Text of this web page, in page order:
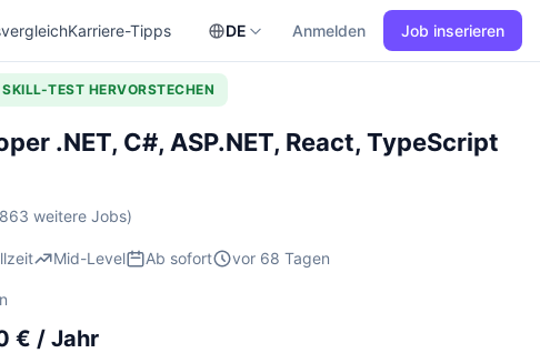
Karriere-Tipps DE Anmelden Job inserieren
TEST HERVORSTECHEN
.NET, C#, ASP.NET, React, TypeScript
weitere Jobs)
Mid-Level Ab sofort vor 68 Tagen
€ / Jahr